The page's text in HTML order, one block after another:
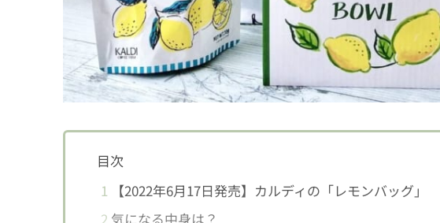
目次
1
【2022年6月17日発売】カルディの「レモンバッグ」
2 気になる中身は？